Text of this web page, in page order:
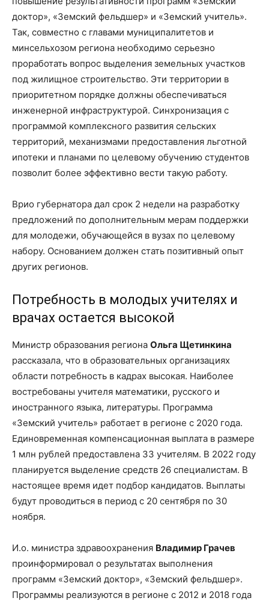
доктор», «Земский фельдшер» и «Земский учитель».
Так, совместно с главами муниципалитетов и
минсельхозом региона необходимо серьезно
проработать вопрос выделения земельных участков
под жилищное строительство. Эти территории в
приоритетном порядке должны обеспечиваться
инженерной инфраструктурой. Синхронизация с
программой комплексного развития сельских
территорий, механизмами предоставления льготной
ипотеки и планами по целевому обучению студентов
позволит более эффективно вести такую работу.
Врио губернатора дал срок 2 недели на разработку
предложений по дополнительным мерам поддержки
для молодежи, обучающейся в вузах по целевому
набору. Основанием должен стать позитивный опыт
других регионов.
Потребность в молодых учителях и
врачах остается высокой
Министр образования региона Ольга Щетинкина
рассказала, что в образовательных организациях
области потребность в кадрах высокая. Наиболее
востребованы учителя математики, русского и
иностранного языка, литературы. Программа
«Земский учитель» работает в регионе с 2020 года.
Единовременная компенсационная выплата в размере
1 млн рублей предоставлена 33 учителям. В 2022 году
планируется выделение средств 26 специалистам. В
настоящее время идет подбор кандидатов. Выплаты
будут проводиться в период с 20 сентября по 30
ноября.
И.о. министра здравоохранения Владимир Грачев
проинформировал о результатах выполнения
программ «Земский доктор», «Земский фельдшер».
Программы реализуются в регионе с 2012 и 2018 года